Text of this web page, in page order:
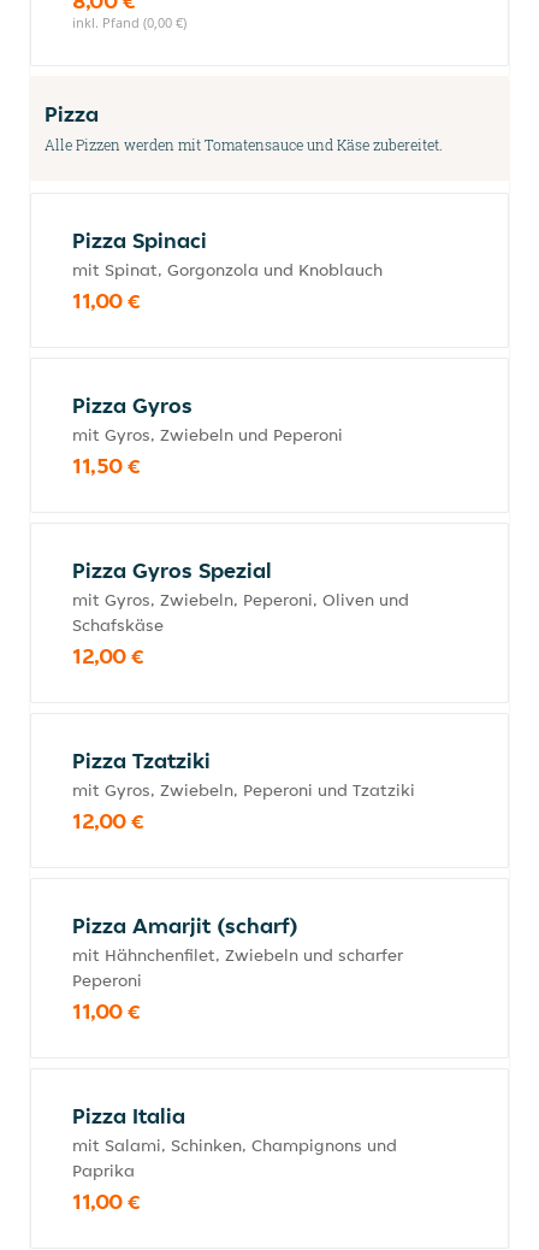
inkl. Pfand (0,00 €)
Pizza
Alle Pizzen werden mit Tomatensauce und Käse zubereitet.
Pizza Spinaci
mit Spinat, Gorgonzola und Knoblauch
11,00 €
Pizza Gyros
mit Gyros, Zwiebeln und Peperoni
11,50 €
Pizza Gyros Spezial
mit Gyros, Zwiebeln, Peperoni, Oliven und
Schafskäse
12,00 €
Pizza Tzatziki
mit Gyros, Zwiebeln, Peperoni und Tzatziki
12,00 €
Pizza Amarjit (scharf)
mit Hähnchenfilet, Zwiebeln und scharfer
Peperoni
11,00 €
Pizza Italia
mit Salami, Schinken, Champignons und
Paprika
11,00 €